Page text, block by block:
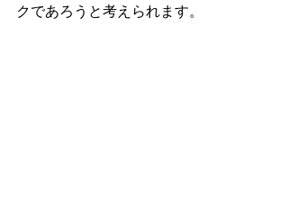
クであろうと考えられます。